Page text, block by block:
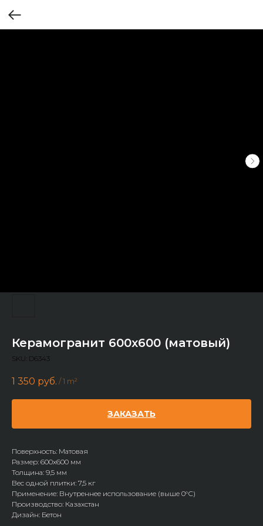
Керамогранит 600x600 (матовый)
SKU: D6343
1 350 руб. / 1 m²
ЗАКАЗАТЬ
Поверхность: Матовая
Размер: 600х600 мм
Толщина: 9,5 мм
Вес одной плитки: 7,5 кг
Применение: Внутреннее использование (выше 0°С)
Производство: Казахстан
Дизайн: Бетон